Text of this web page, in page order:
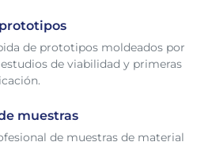
de prototipos moldeados por
de viabilidad y primeras
muestras
de muestras de material